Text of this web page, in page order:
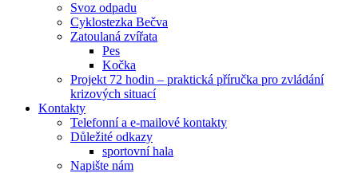
Svoz odpadu
Cyklostezka Bečva
Zatoulaná zvířata
Pes
Kočka
Projekt 72 hodin – praktická příručka pro zvládání
krizových situací
Kontakty
Telefonní a e-mailové kontakty
Důležité odkazy
sportovní hala
Napište nám